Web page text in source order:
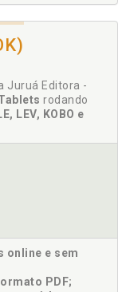
AMBIENTAL NO
p. 57
57
E A FLORESTA
p. 64
PELAS
PARA
EDUCATIVA, p.
DE ENSINO
Juruá Editora -
rodando
LEV, KOBO e
online e sem
PDF;